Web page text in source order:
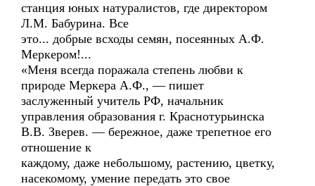
станция юных натуралистов, где директором
Л.М. Бабурина. Все
это... добрые всходы семян, посеянных А.Ф.
Меркером!...
«Меня всегда поражала степень любви к
природе Меркера А.Ф., — пишет
заслуженный учитель РФ, начальник
управления образования г. Краснотурьинска
В.В. Зверев. — бережное, даже трепетное его
отношение к
каждому, даже небольшому, растению, цветку,
насекомому, умение передать это свое